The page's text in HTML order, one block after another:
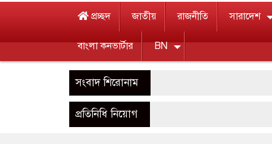
প্রচ্ছদ জাতীয় রাজনীতি সারাদেশ
বাংলা কনভার্টার BN
সংবাদ শিরোনাম
প্রতিনিধি নিয়োগ